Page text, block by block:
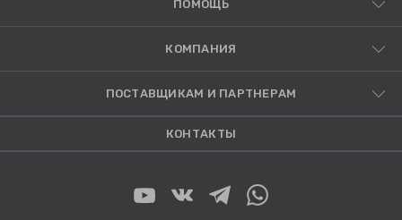
ПОМОЩЬ
КОМПАНИЯ
ПОСТАВЩИКАМ И ПАРТНЕРАМ
КОНТАКТЫ